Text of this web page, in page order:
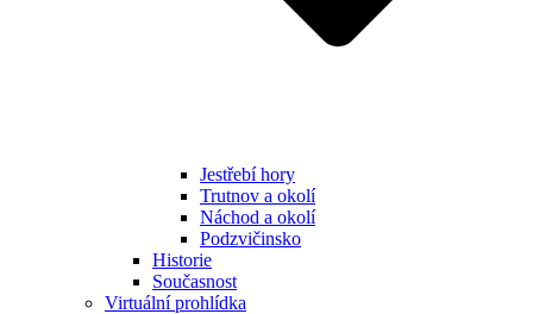
Jestřebí hory
Trutnov a okolí
Náchod a okolí
Podzvičinsko
Historie
Současnost
Virtuální prohlídka